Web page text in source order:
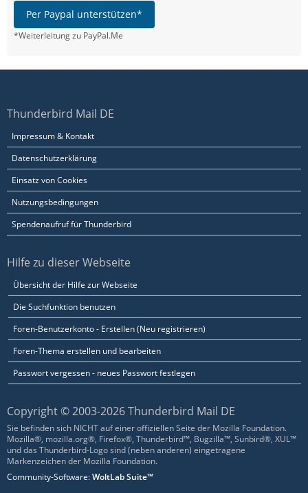
Per Paypal unterstützen*
*Weiterleitung zu PayPal.Me
Thunderbird Mail DE
Impressum & Kontakt
Datenschutzerklärung
Einsatz von Cookies
Nutzungsbedingungen
Spendenaufruf für Thunderbird
Hilfe zu dieser Webseite
Übersicht der Hilfe zur Webseite
Die Suchfunktion benutzen
Foren-Benutzerkonto - Erstellen (Neu registrieren)
Foren-Thema erstellen und bearbeiten
Passwort vergessen - neues Passwort festlegen
Copyright © 2003-2026 Thunderbird Mail DE
Sie befinden sich NICHT auf einer offiziellen Seite der Mozilla Foundation.
Mozilla®, mozilla.org®, Firefox®, Thunderbird™, Bugzilla™, Sunbird®, XUL™
und das Thunderbird-Logo sind (neben anderen) eingetragene
Markenzeichen der Mozilla Foundation.
Community-Software:WoltLab Suite™